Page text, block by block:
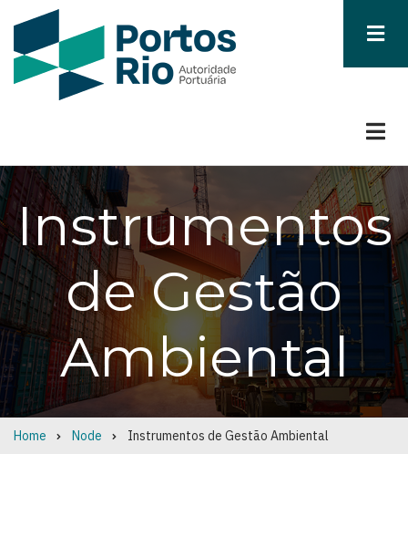
Instrumentos
de Gestão
Ambiental
Breadcrumb
Home Node Instrumentos de Gestão Ambiental